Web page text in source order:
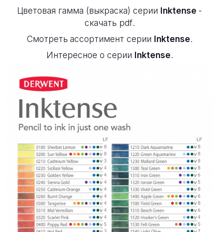
Цветовая гамма (выкраска) серии Inktense -
скачать pdf.
Смотреть ассортимент серии Inktense.
Интересное о серии Inktense.